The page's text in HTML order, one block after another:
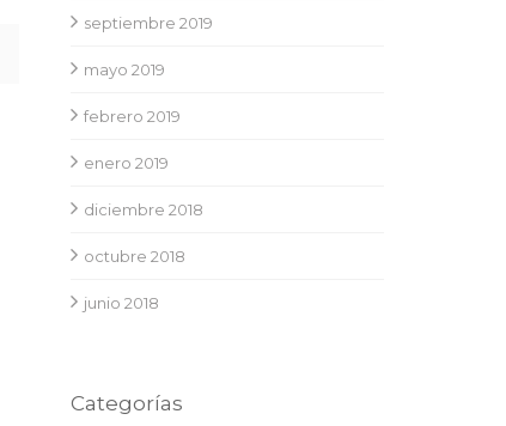
septiembre 2019
mayo 2019
febrero 2019
enero 2019
diciembre 2018
octubre 2018
junio 2018
Categorías